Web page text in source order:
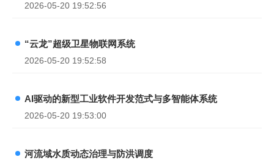
2026-05-20 19:52:56
“云龙”超级卫星物联网系统
2026-05-20 19:52:58
AI驱动的新型工业软件开发范式与多智能体系统
2026-05-20 19:53:00
河流域水质动态治理与防洪调度